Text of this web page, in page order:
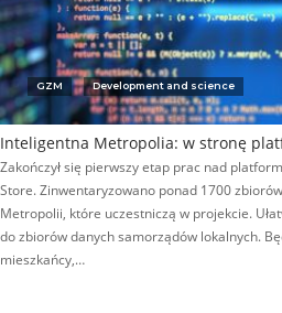
GZM Development and science
Inteligentna Metropolia: w stronę
Zakończył się pierwszy etap prac nad
Store. Zinwentaryzowano ponad 1700
Metropolii, które uczestniczą w projekcie.
do zbiorów danych samorządów lokalnych.
mieszkańcy,…